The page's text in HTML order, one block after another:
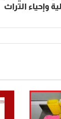
وإحياء التراث